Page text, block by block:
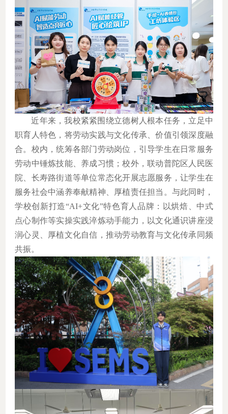
近年来，我校紧紧围绕立德树人根本任务，立足中
职育人特色，将劳动实践与文化传承、价值引领深度融
合。校内，统筹各部门劳动岗位，引导学生在日常服务
劳动中锤炼技能、养成习惯；校外，联动普陀区人民医
院、长寿路街道等单位常态化开展志愿服务，让学生在
服务社会中涵养奉献精神、厚植责任担当。与此同时，
学校创新打造“AI+文化”特色育人品牌：以烘焙、中式
点心制作等实操实践淬炼动手能力，以文化通识讲座浸
润心灵、厚植文化自信，推动劳动教育与文化传承同频
共振。